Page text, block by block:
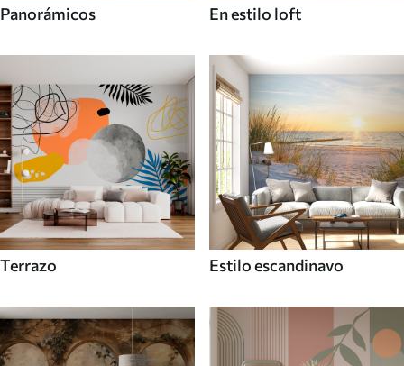
Panorámicos En estilo loft
Terrazo Estilo escandinavo